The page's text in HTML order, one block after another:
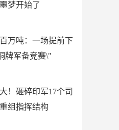
梦开始了
万吨：一场提前下
牌军备竞赛\"
！砸碎印军17个司
组指挥结构